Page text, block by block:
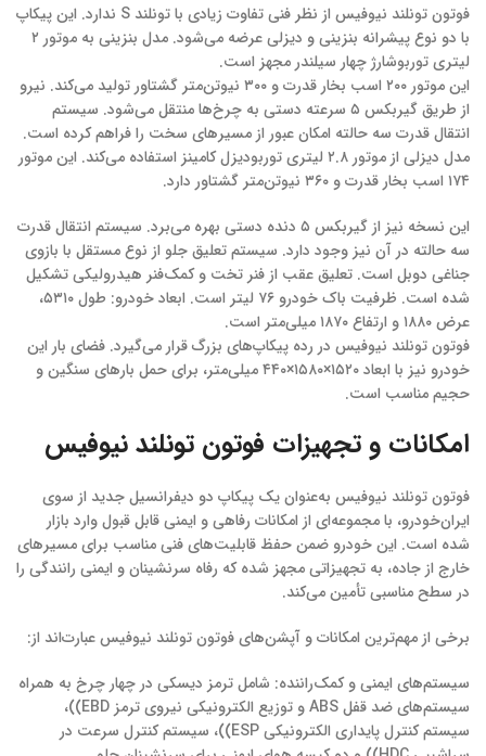
فوتون تونلند نیوفیس از نظر فنی تفاوت زیادی با تونلند S ندارد. این پیکاپ
با دو نوع پیشرانه بنزینی و دیزلی عرضه می‌شود. مدل بنزینی به موتور ۲
لیتری توربوشارژ چهار سیلندر مجهز است.
این موتور ۲۰۰ اسب بخار قدرت و ۳۰۰ نیوتن‌متر گشتاور تولید می‌کند. نیرو
از طریق گیربکس ۵ سرعته دستی به چرخ‌ها منتقل می‌شود. سیستم
انتقال قدرت سه حالته امکان عبور از مسیرهای سخت را فراهم کرده است.
مدل دیزلی از موتور ۲.۸ لیتری توربودیزل کامینز استفاده می‌کند. این موتور
۱۷۴ اسب بخار قدرت و ۳۶۰ نیوتن‌متر گشتاور دارد.
این نسخه نیز از گیربکس ۵ دنده دستی بهره می‌برد. سیستم انتقال قدرت
سه حالته در آن نیز وجود دارد. سیستم تعلیق جلو از نوع مستقل با بازوی
جناغی دوبل است. تعلیق عقب از فنر تخت و کمک‌فنر هیدرولیکی تشکیل
شده است. ظرفیت باک خودرو ۷۶ لیتر است. ابعاد خودرو: طول ۵۳۱۰،
عرض ۱۸۸۰ و ارتفاع ۱۸۷۰ میلی‌متر است.
فوتون تونلند نیوفیس در رده پیکاپ‌های بزرگ قرار می‌گیرد. فضای بار این
خودرو نیز با ابعاد ۱۵۲۰×۱۵۸۰×۴۴۰ میلی‌متر، برای حمل بارهای سنگین و
حجیم مناسب است.
امکانات و تجهیزات فوتون تونلند نیوفیس
فوتون تونلند نیوفیس به‌عنوان یک پیکاپ دو دیفرانسیل جدید از سوی
ایران‌خودرو، با مجموعه‌ای از امکانات رفاهی و ایمنی قابل قبول وارد بازار
شده است. این خودرو ضمن حفظ قابلیت‌های فنی مناسب برای مسیرهای
خارج از جاده، به تجهیزاتی مجهز شده که رفاه سرنشینان و ایمنی رانندگی را
در سطح مناسبی تأمین می‌کند.
برخی از مهم‌ترین امکانات و آپشن‌های فوتون تونلند نیوفیس عبارت‌اند از:
سیستم‌های ایمنی و کمک‌راننده: شامل ترمز دیسکی در چهار چرخ به همراه
سیستم‌های ضد قفل ABS و توزیع الکترونیکی نیروی ترمز EBD))،
سیستم کنترل پایداری الکترونیکی ESP))، سیستم کنترل سرعت در